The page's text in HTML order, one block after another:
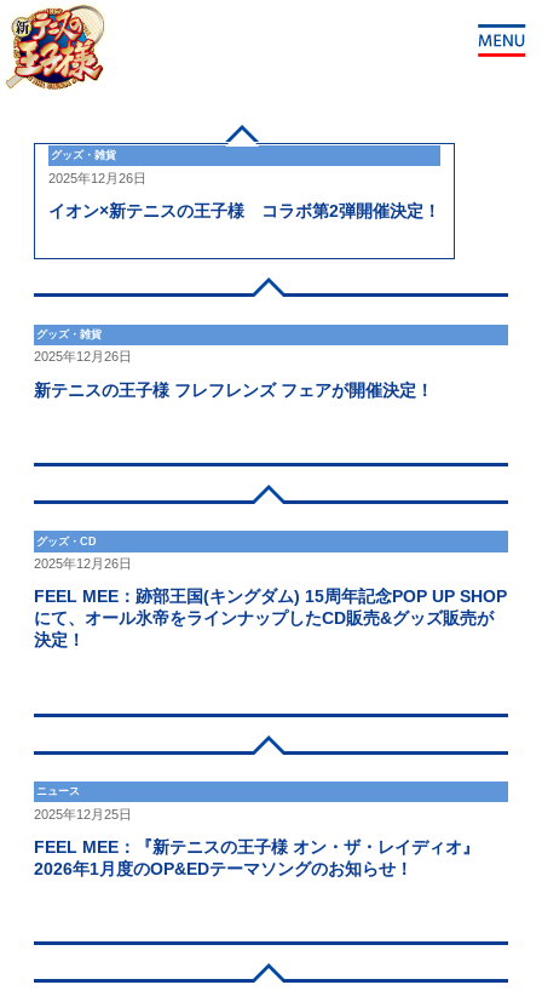
グッズ・雑貨
2025年12月26日
イオン×新テニスの王子様 コラボ第2弾開催決定！
グッズ・雑貨
2025年12月26日
新テニスの王子様 フレフレンズ フェアが開催決定！
グッズ・CD
2025年12月26日
FEEL MEE：跡部王国(キングダム) 15周年記念POP UP SHOP
にて、オール氷帝をラインナップしたCD販売&グッズ販売が
決定！
ニュース
2025年12月25日
FEEL MEE：『新テニスの王子様 オン・ザ・レイディオ』
2026年1月度のOP&EDテーマソングのお知らせ！